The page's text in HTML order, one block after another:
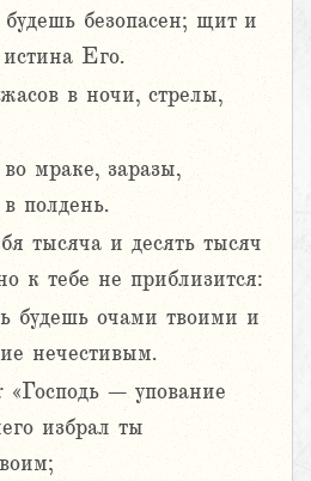
безопасен; щит и
Его.
в ночи, стрелы,
мраке, заразы,
полдень.
тысяча и десять тысяч
к тебе не приблизится:
будешь очами твоими и
нечестивым.
«Господь – упование
избрал ты